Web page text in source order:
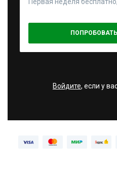
Войдите, если у